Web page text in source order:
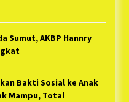
Sumut, AKBP Hannry
Bakti Sosial ke Anak
Mampu, Total